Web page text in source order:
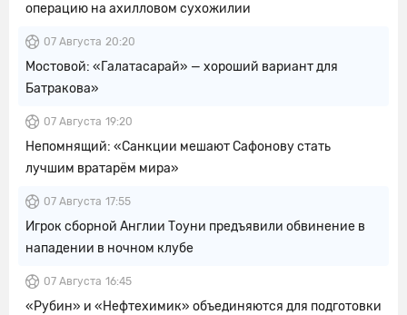
операцию на ахилловом сухожилии
07 Августа 20:20
Мостовой: «Галатасарай» — хороший вариант для
Батракова»
07 Августа 19:20
Непомнящий: «Санкции мешают Сафонову стать
лучшим вратарём мира»
07 Августа 17:55
Игрок сборной Англии Тоуни предъявили обвинение в
нападении в ночном клубе
07 Августа 16:45
«Рубин» и «Нефтехимик» объединяются для подготовки